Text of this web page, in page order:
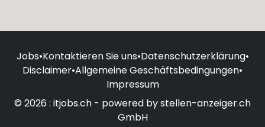
Jobs•Kontaktieren Sie uns•Datenschutzerklärung•
Disclaimer•Allgemeine Geschäftsbedingungen•
Impressum
© 2026 : itjobs.ch - powered by stellen-anzeiger.ch
GmbH